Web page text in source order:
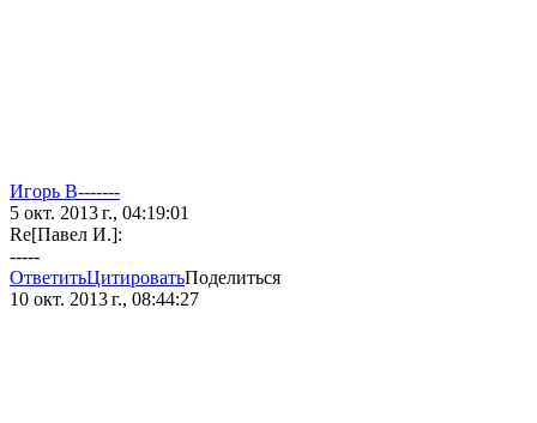
Игорь В-------
5 окт. 2013 г., 04:19:01
Re[Павел И.]:
-----
ОтветитьЦитироватьПоделиться
10 окт. 2013 г., 08:44:27